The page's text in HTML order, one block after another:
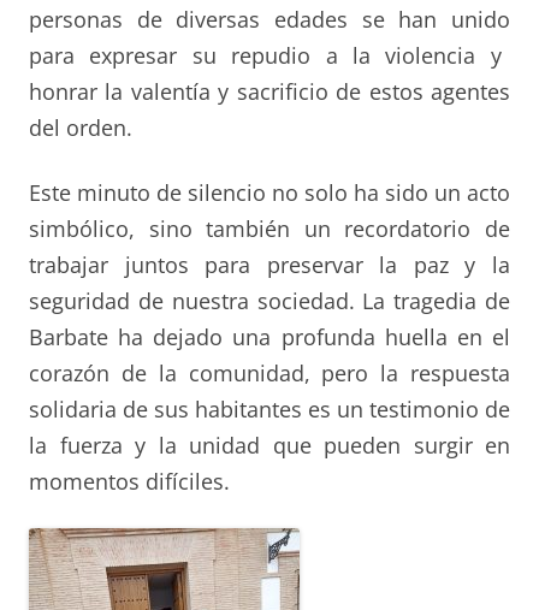
personas de diversas edades se han unido
para expresar su repudio a la violencia y
honrar la valentía y sacrificio de estos agentes
del orden.
Este minuto de silencio no solo ha sido un acto
simbólico, sino también un recordatorio de
trabajar juntos para preservar la paz y la
seguridad de nuestra sociedad. La tragedia de
Barbate ha dejado una profunda huella en el
corazón de la comunidad, pero la respuesta
solidaria de sus habitantes es un testimonio de
la fuerza y la unidad que pueden surgir en
momentos difíciles.